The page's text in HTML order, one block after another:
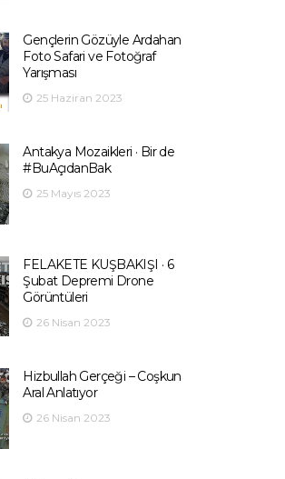
Gençlerin Gözüyle Ardahan
Foto Safari ve Fotoğraf
Yarışması
25 Haziran 2023
Antakya Mozaikleri · Bir de
#BuAçıdanBak
25 Mayıs 2023
FELAKETE KUŞBAKIŞI · 6
Şubat Depremi Drone
Görüntüleri
26 Nisan 2023
Hizbullah Gerçeği – Coşkun
Aral Anlatıyor
26 Nisan 2023